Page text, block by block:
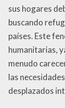
sus hogares
buscando
países. Este
humanitarias,
menudo
las
desplazados